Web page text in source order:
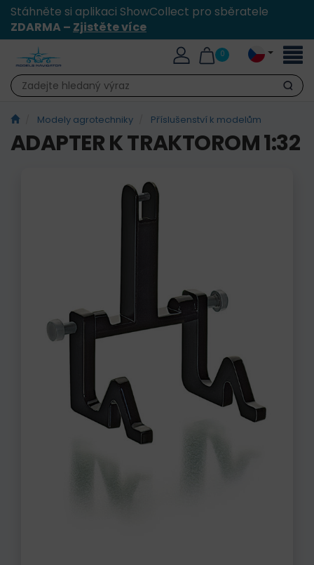
Stáhněte si aplikaci ShowCollect pro sběratele
ZDARMA – Zjistěte více
0
Hledat
Modely agrotechniky Příslušenství k modelům
ADAPTER K TRAKTOROM 1:32